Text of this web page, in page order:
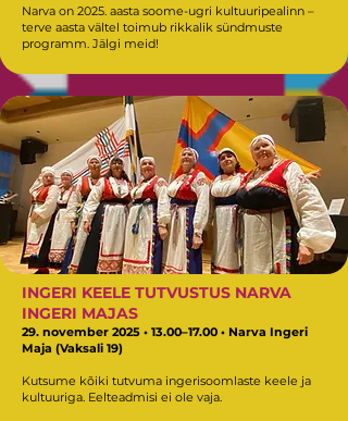
Narva on 2025. aasta soome-ugri kultuuripealinn –
terve aasta vältel toimub rikkalik sündmuste
programm. Jälgi meid!
INGERI KEELE TUTVUSTUS NARVA
INGERI MAJAS
29. november 2025 • 13.00–17.00 • Narva Ingeri
Maja (Vaksali 19)​
Kutsume kõiki tutvuma ingerisoomlaste keele ja
kultuuriga. Eelteadmisi ei ole vaja.